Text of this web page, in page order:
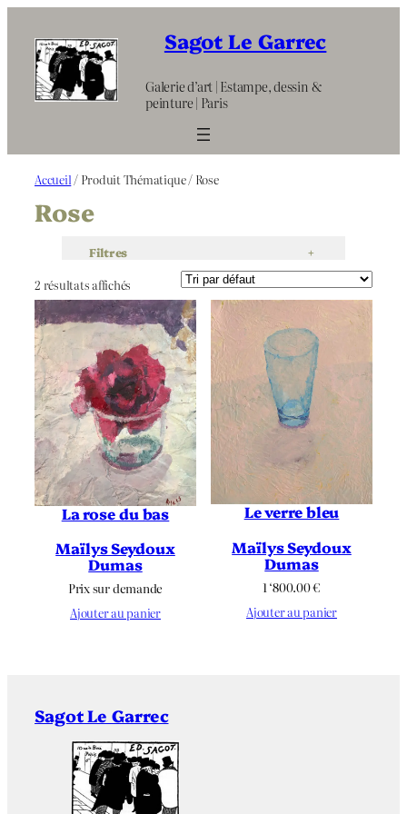
contenu
Sagot Le Garrec
Galerie d’art | Estampe, dessin &
peinture | Paris
Accueil / Produit Thématique / Rose
Rose
Filtres +
2 résultats affichés
La rose du bas
Maïlys Seydoux
Dumas
Prix sur demande
Ajouter au panier
Le verre bleu
Maïlys Seydoux
Dumas
1 ‘800.00€
Ajouter au panier
Sagot Le Garrec